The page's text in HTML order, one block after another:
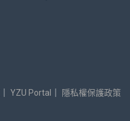
YZU Portal 隱私權保護政策